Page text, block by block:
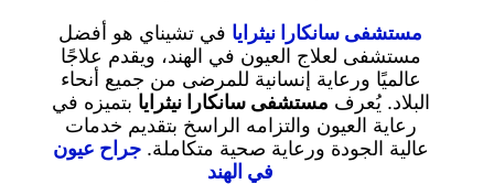
مستشفى سانكارا نيثرايا في تشيناي هو أفضل
مستشفى لعلاج العيون في الهند، ويقدم علاجًا
عالميًا ورعاية إنسانية للمرضى من جميع أنحاء
البلاد. يُعرف مستشفى سانكارا نيثرايا بتميزه في
رعاية العيون والتزامه الراسخ بتقديم خدمات
عالية الجودة ورعاية صحية متكاملة.جراح عيون
في الهند